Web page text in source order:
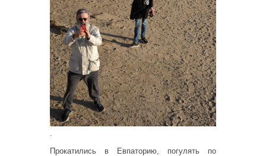
.
Прокатились в Евпаторию, погулять по